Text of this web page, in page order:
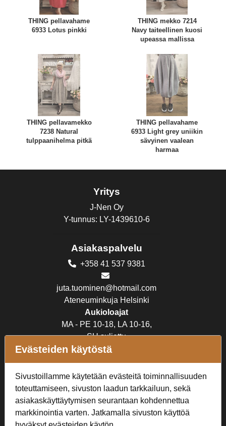
THING pellavahame
6933 Lotus pinkki
THING mekko 7214
Navy taiteellinen kuosi
upeassa mallissa
THING pellavamekko
7238 Natural
tulppaanihelma pitkä
THING pellavahame
6933 Light grey uniikin
sävyinen vaalean
harmaa
Yritys
J-Nen Oy
Y-tunnus: LY-1439610-6
Asiakaspalvelu
+358 41 537 9381
juta.tuominen@hotmail.com
Ateneuminkuja Helsinki
Aukioloajat
MA - PE 10-18, LA 10-16,
SU suljettu
Verkkokauppa
Tilaus- ja toimitusehdot
Rekisteriseloste
Seuraa Meitä
Evästeiden käytöstä
Sivustoillamme käytetään evästeitä toiminnallisuuden
toteuttamiseen, sivuston laadun tarkkailuun, sekä
asiakaskäyttäytymisen seurantaan kohdennettua
markkinointia varten. Jatkamalla sivuston käyttöä